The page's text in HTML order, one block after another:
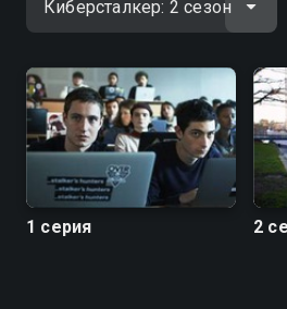
1 серия 2